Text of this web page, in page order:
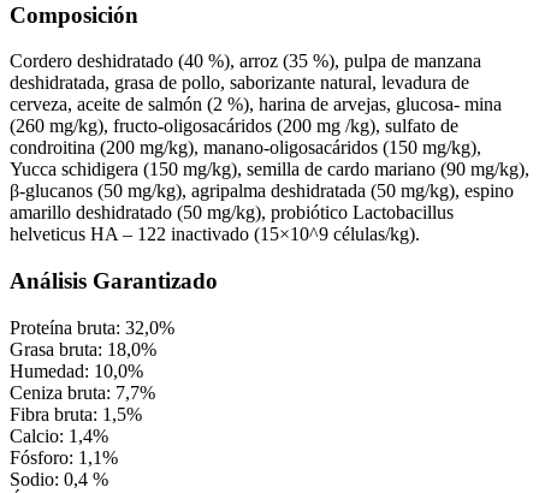
Composición
Cordero deshidratado (40 %), arroz (35 %), pulpa de manzana
deshidratada, grasa de pollo, saborizante natural, levadura de
cerveza, aceite de salmón (2 %), harina de arvejas, glucosa- mina
(260 mg/kg), fructo-oligosacáridos (200 mg /kg), sulfato de
condroitina (200 mg/kg), manano-oligosacáridos (150 mg/kg),
Yucca schidigera (150 mg/kg), semilla de cardo mariano (90 mg/kg),
β-glucanos (50 mg/kg), agripalma deshidratada (50 mg/kg), espino
amarillo deshidratado (50 mg/kg), probiótico Lactobacillus
helveticus HA – 122 inactivado (15×10^9 células/kg).
Análisis Garantizado
Proteína bruta: 32,0%
Grasa bruta: 18,0%
Humedad: 10,0%
Ceniza bruta: 7,7%
Fibra bruta: 1,5%
Calcio: 1,4%
Fósforo: 1,1%
Sodio: 0,4 %